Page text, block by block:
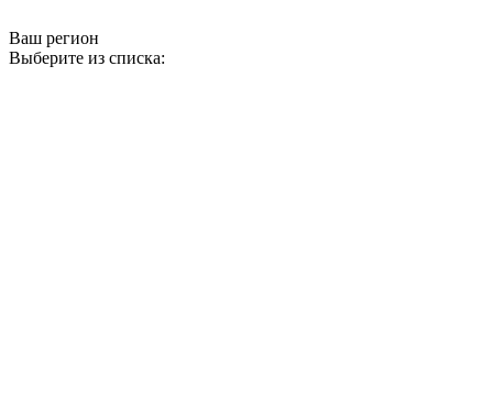
Ваш регион
Выберите из списка: